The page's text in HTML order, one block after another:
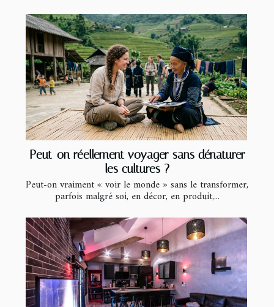
Peut-on réellement voyager sans dénaturer
les cultures ?
Peut-on vraiment « voir le monde » sans le transformer,
parfois malgré soi, en décor, en produit,...